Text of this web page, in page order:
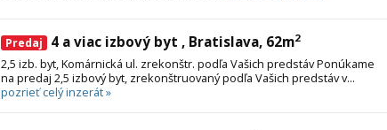
Predaj 4 a viac izbový byt , Bratislava, 62m2
2,5 izb. byt, Komárnická ul. zrekonštr. podľa Vašich predstáv Ponúkame
na predaj 2,5 izbový byt, zrekonštruovaný podľa Vašich predstáv v...
pozrieť celý inzerát »